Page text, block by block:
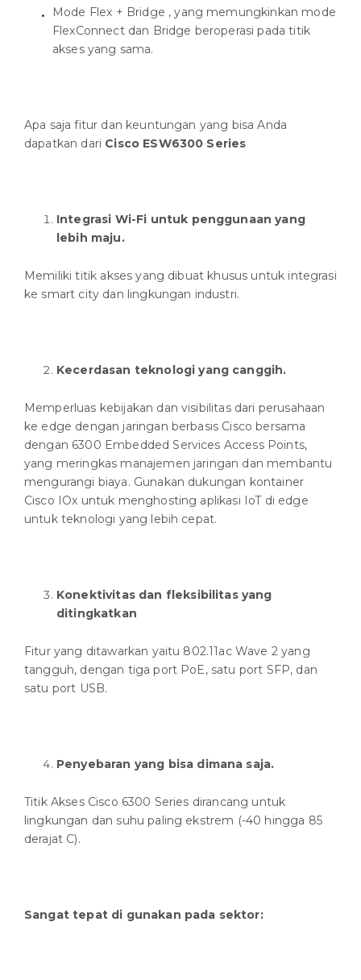
Mode Flex + Bridge , yang memungkinkan mode
FlexConnect dan Bridge beroperasi pada titik
akses yang sama.
Apa saja fitur dan keuntungan yang bisa Anda
dapatkan dari Cisco ESW6300 Series
Integrasi Wi-Fi untuk penggunaan yang
lebih maju.
Memiliki titik akses yang dibuat khusus untuk integrasi
ke smart city dan lingkungan industri.
Kecerdasan teknologi yang canggih.
Memperluas kebijakan dan visibilitas dari perusahaan
ke edge dengan jaringan berbasis Cisco bersama
dengan 6300 Embedded Services Access Points,
yang meringkas manajemen jaringan dan membantu
mengurangi biaya. Gunakan dukungan kontainer
Cisco IOx untuk menghosting aplikasi IoT di edge
untuk teknologi yang lebih cepat.
Konektivitas dan fleksibilitas yang
ditingkatkan
Fitur yang ditawarkan yaitu 802.11ac Wave 2 yang
tangguh, dengan tiga port PoE, satu port SFP, dan
satu port USB.
Penyebaran yang bisa dimana saja.
Titik Akses Cisco 6300 Series dirancang untuk
lingkungan dan suhu paling ekstrem (-40 hingga 85
derajat C).
Sangat tepat di gunakan pada sektor: